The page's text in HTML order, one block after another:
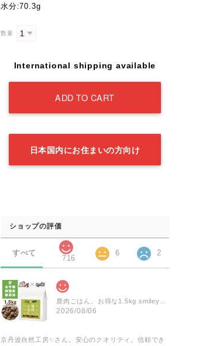
水分:70.3g
数量
International shipping available
ADD TO CART
日本国内にお住まいの方向け
ショップの評価
すべて
716
6 2
2026/08/06
京丹波自然工房✨️さん。安心のクオリティ。信頼でき